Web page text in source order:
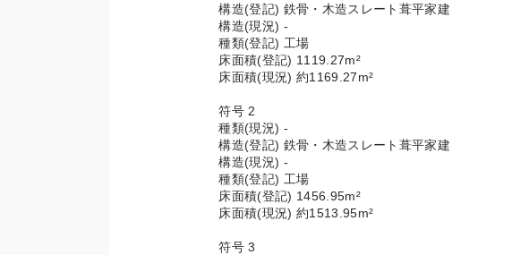
構造(登記) 鉄骨・木造スレート葺平家建
構造(現況) -
種類(登記) 工場
床面積(登記) 1119.27m²
床面積(現況) 約1169.27m²
符号 2
種類(現況) -
構造(登記) 鉄骨・木造スレート葺平家建
構造(現況) -
種類(登記) 工場
床面積(登記) 1456.95m²
床面積(現況) 約1513.95m²
符号 3